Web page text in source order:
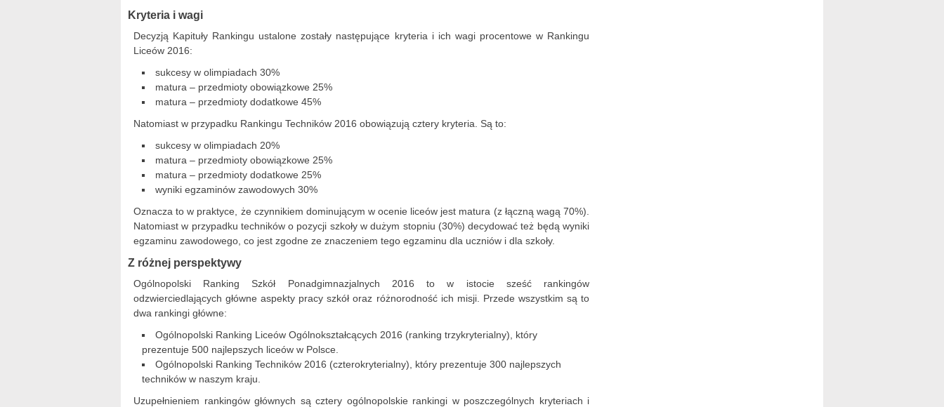
Kryteria i wagi
Decyzją Kapituły Rankingu ustalone zostały następujące kryteria i ich wagi procentowe w Rankingu
Liceów 2016:
sukcesy w olimpiadach 30%
matura – przedmioty obowiązkowe 25%
matura – przedmioty dodatkowe 45%
Natomiast w przypadku Rankingu Techników 2016 obowiązują cztery kryteria. Są to:
sukcesy w olimpiadach 20%
matura – przedmioty obowiązkowe 25%
matura – przedmioty dodatkowe 25%
wyniki egzaminów zawodowych 30%
Oznacza to w praktyce, że czynnikiem dominującym w ocenie liceów jest matura (z łączną wagą 70%).
Natomiast w przypadku techników o pozycji szkoły w dużym stopniu (30%) decydować też będą wyniki
egzaminu zawodowego, co jest zgodne ze znaczeniem tego egzaminu dla uczniów i dla szkoły.
Z różnej perspektywy
Ogólnopolski Ranking Szkół Ponadgimnazjalnych 2016 to w istocie sześć rankingów
odzwierciedlających główne aspekty pracy szkół oraz różnorodność ich misji. Przede wszystkim są to
dwa rankingi główne:
Ogólnopolski Ranking Liceów Ogólnokształcących 2016 (ranking trzykryterialny), który
prezentuje 500 najlepszych liceów w Polsce.
Ogólnopolski Ranking Techników 2016 (czterokryterialny), który prezentuje 300 najlepszych
techników w naszym kraju.
Uzupełnieniem rankingów głównych są cztery ogólnopolskie rankingi w poszczególnych kryteriach i